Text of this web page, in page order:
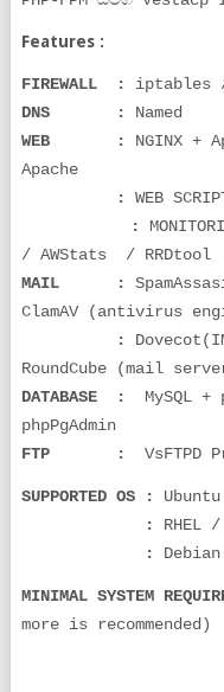
Features :
FIREWALL : iptables
DNS : Named
WEB : NGINX +
Apache
: WEB
:
/ AWStats/ RRDtool
MAIL :
ClamAV (antivirus
:
RoundCube (mail
DATABASE : MySQL +
phpPgAdmin
FTP :
VsFTPD
SUPPORTED OS :
: RHEL
:
MINIMAL SYSTEM
more is recommended)